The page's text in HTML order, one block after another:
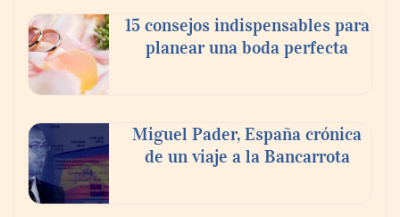
Toro Tapas inaugura su Raw Bar: una
experiencia desde mediodía hasta el
anochecer con cocina abierta
15 consejos indispensables para
planear una boda perfecta
Miguel Pader, España crónica
de un viaje a la Bancarrota